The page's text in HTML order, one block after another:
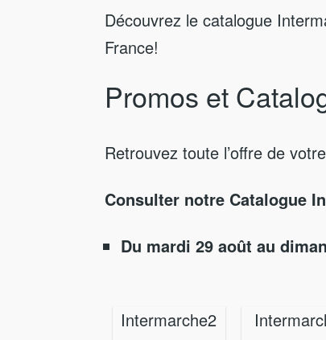
Découvrez le catalogue
France!
Promos et
Retrouvez toute l’offre de
Consulter notre Catalogue
Du mardi 29 août au
Intermarche2